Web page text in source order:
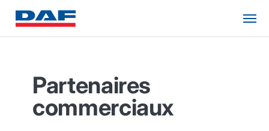
Partenaires
commerciaux